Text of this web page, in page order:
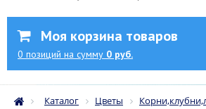
Моя корзина товаров
0 позиций на сумму 0 руб.
Каталог Цветы